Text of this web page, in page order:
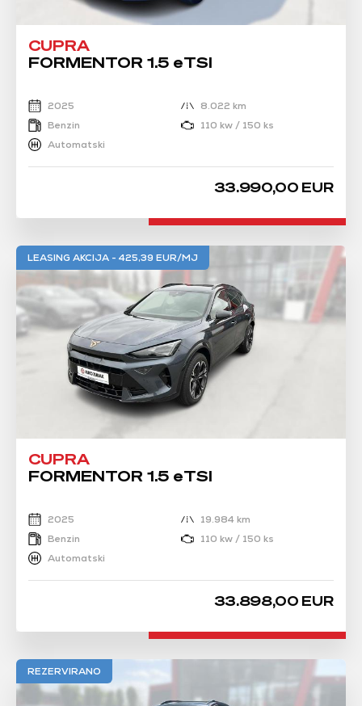
CUPRA
FORMENTOR 1.5 eTSI
2025
8.022 km
Benzin
110 kw / 150 ks
Automatski
33.990,00 EUR
LEASING AKCIJA - 425,39 EUR/MJ
CUPRA
FORMENTOR 1.5 eTSI
2025
19.984 km
Benzin
110 kw / 150 ks
Automatski
33.898,00 EUR
REZERVIRANO